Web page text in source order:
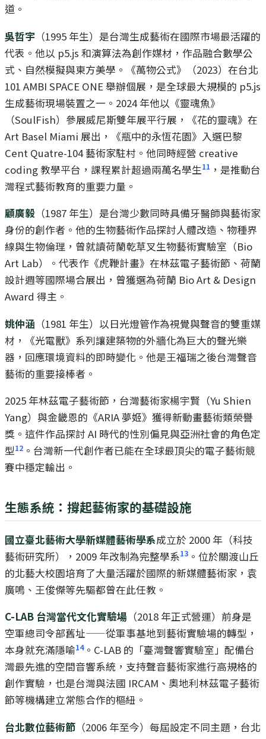
道。
吳哲宇 （1995 年生）是台灣生成藝術在國際市場最活躍的
代表。他以 p5.js 和演算法為創作媒材，作品融合數學公
式、自然模擬與東方美學。《萬物公式》（2023）在台北
101 AMBI SPACE ONE 舉辦個展，是全球最大規模的 p5.js
生成藝術現場裝置之一。2024 年他以《靈魂魚》
（SoulFish）參展威尼斯雙年展平行展，《花的靈魂》在
Art Basel Miami 展出，《瓶中的永恆花園》入選巴黎
Cent Quatre-104 藝術家駐村。他同時經營 creative
coding 教學平台，課程累計超過兩萬名學生11 ，是推動台
灣程式藝術教育的重要力量。
顧廣毅 （1987 年生）是台灣少數同時具備牙醫師與藝術家
身份的創作者。他的生物藝術作品探討人體改造、物種界
線與生物倫理，曾就讀荷蘭乾草叉生物藝術實驗室（Bio
Art Lab）。代表作《虎鞭計畫》在林茲電子藝術節、荷蘭
設計週等國際場合展出，曾獲選為荷蘭 Bio Art & Design
Award 得主。
姚仲涵 （1981 年生）以日光燈管作為視覺與聲音的雙重媒
材，《光電獸》系列讓建築物的外牆化為巨大的聲光樂
器，回應環境資料的即時變化。他是王福瑞之後台灣聲音
藝術的重要接棒者。
2025 年林茲電子藝術節，台灣藝術家楊宇賢（Yu Shien
Yang）與金畿恩的《ARIA 夢姬》獲得新動畫藝術類榮譽
獎。這件作品探討 AI 時代的性別偏見與亞洲社會的角色定
型12 。台灣新一代創作者已能在全球最頂尖的電子藝術競
賽中穩定輸出。
生態系統：撐起藝術家的基礎設施
國立臺北藝術大學新媒體藝術學系成立於 2000 年（科技
藝術研究所），2009 年改制為完整學系13 。位於關渡山丘
的北藝大校園培育了大量活躍於國際的新媒體藝術家，袁
廣鳴、王俊傑等先驅都曾在此任教。
C-LAB 台灣當代文化實驗場 （2018 年正式營運）前身是
空軍總司令部舊址——從軍事基地到藝術實驗場的轉型，
本身就充滿隱喻14。C-LAB 的「臺灣聲響實驗室」配備台
灣最先進的空間音響系統，支持聲音藝術家進行高規格的
創作實驗，也是台灣與法國 IRCAM、奧地利林茲電子藝術
節等機構建立常態合作的樞紐。
台北數位藝術節 （2006 年至今）每屆設定不同主題，台北